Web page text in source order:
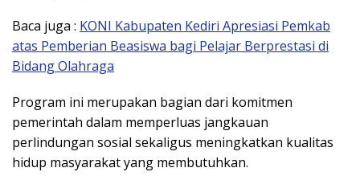
Baca juga : KONI Kabupaten Kediri Apresiasi Pemkab
atas Pemberian Beasiswa bagi Pelajar Berprestasi di
Bidang Olahraga
Program ini merupakan bagian dari komitmen
pemerintah dalam memperluas jangkauan
perlindungan sosial sekaligus meningkatkan kualitas
hidup masyarakat yang membutuhkan.